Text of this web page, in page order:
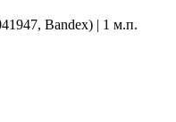
Bandex) | 1 м.п.